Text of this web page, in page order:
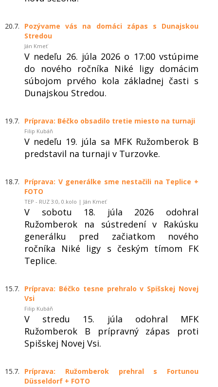
20.7.
Pozývame vás na domáci zápas s Dunajskou
Stredou
Ján Kmeť
V nedeľu 26. júla 2026 o 17:00 vstúpime
do nového ročníka Niké ligy domácim
súbojom prvého kola základnej časti s
Dunajskou Stredou.
19.7. Príprava: Béčko obsadilo tretie miesto na turnaji
Filip Kubáň
V nedeľu 19. júla sa MFK Ružomberok B
predstavil na turnaji v Turzovke.
18.7.
Príprava: V generálke sme nestačili na Teplice +
FOTO
TEP - RUZ 3:0, 0.kolo | Ján Kmeť
V sobotu 18. júla 2026 odohral
Ružomberok na sústredení v Rakúsku
generálku pred začiatkom nového
ročníka Niké ligy s českým tímom FK
Teplice.
15.7.
Príprava: Béčko tesne prehralo v Spišskej Novej
Vsi
Filip Kubáň
V stredu 15. júla odohral MFK
Ružomberok B prípravný zápas proti
Spišskej Novej Vsi.
15.7.
Príprava: Ružomberok prehral s Fortunou
Düsseldorf + FOTO